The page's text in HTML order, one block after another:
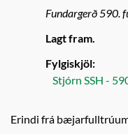
Fundargerð 590.
Lagt fram.
Fylgiskjöl:
Stjórn SSH -
Erindi frá